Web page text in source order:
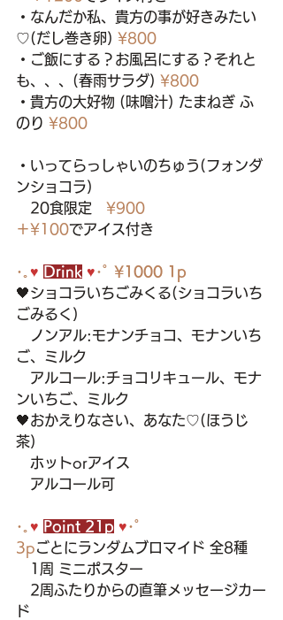
・なんだか私、貴方の事が好きみたい
♡(だし巻き卵) ¥800
・ご飯にする？お風呂にする？それと
も、、、(春雨サラダ) ¥800
・貴方の大好物 (味噌汁) たまねぎ ふ
のり ¥800
・いってらっしゃいのちゅう(フォンダ
ンショコラ)
20食限定 ¥900
＋¥100でアイス付き
･｡ ♥ Drink ♥･ﾟ ¥1000 1p
🖤ショコラいちごみくる(ショコラいち
ごみるく)
ノンアル:モナンチョコ、モナンいち
ご、ミルク
アルコール:チョコリキュール、モナ
ンいちご、ミルク
🖤おかえりなさい、あなた♡(ほうじ
茶)
ホットorアイス
アルコール可
･｡ ♥ Point 21p ♥･ﾟ
3pごとにランダムブロマイド 全8種
1周 ミニポスター
2周ふたりからの直筆メッセージカー
ド